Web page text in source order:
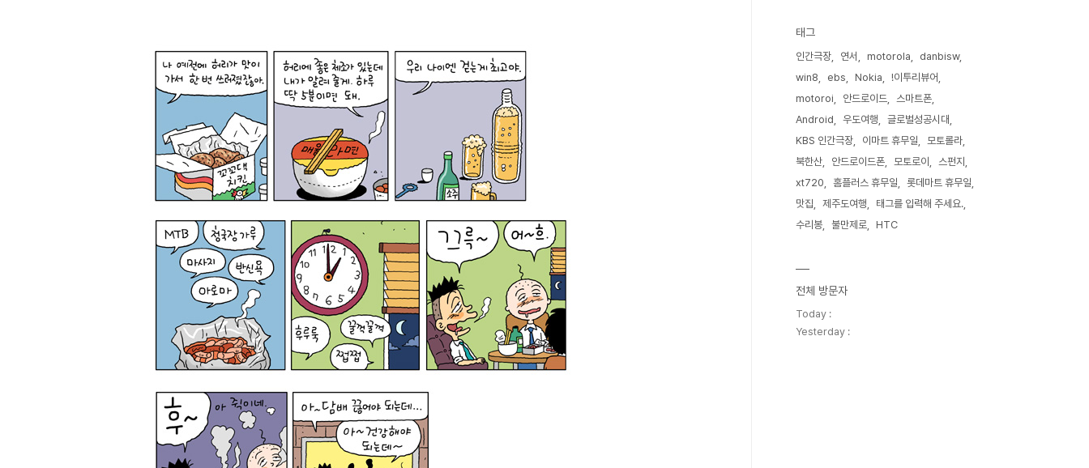
태그
인간극장 연서 motorola
danbisw
win8
ebs Nokia
!이투리뷰어
motoroi
안드로이드
스마트폰
Android
우도여행
글로벌성공시대
KBS 인간극장
이마트 휴무일
모토롤라
북한산
안드로이드폰 모토로이
스펀지
xt720
홈플러스 휴무일
롯데마트 휴무일
맛집
제주도여행
태그를 입력해 주세요.
수리봉
불만제로 HTC
전체 방문자
Today :
Yesterday :